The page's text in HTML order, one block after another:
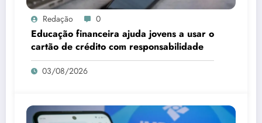
Redação 0
Educação financeira ajuda jovens a usar o
cartão de crédito com responsabilidade
03/08/2026